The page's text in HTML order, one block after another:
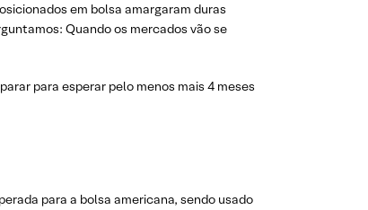
em bolsa amargaram duras
Quando os mercados vão se
para esperar pelo menos mais 4 meses
para a bolsa americana, sendo usado